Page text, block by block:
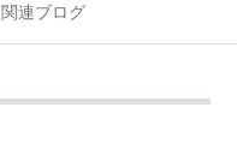
関連ブログ